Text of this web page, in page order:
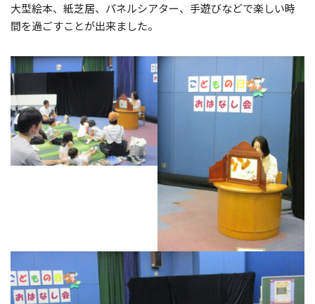
大型絵本、紙芝居、パネルシアター、手遊びなどで楽しい時
間を過ごすことが出来ました。